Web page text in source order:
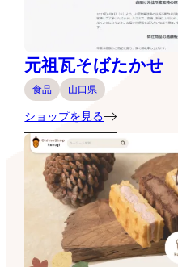
元祖瓦そばたかせ
食品 山口県
ショップを見る